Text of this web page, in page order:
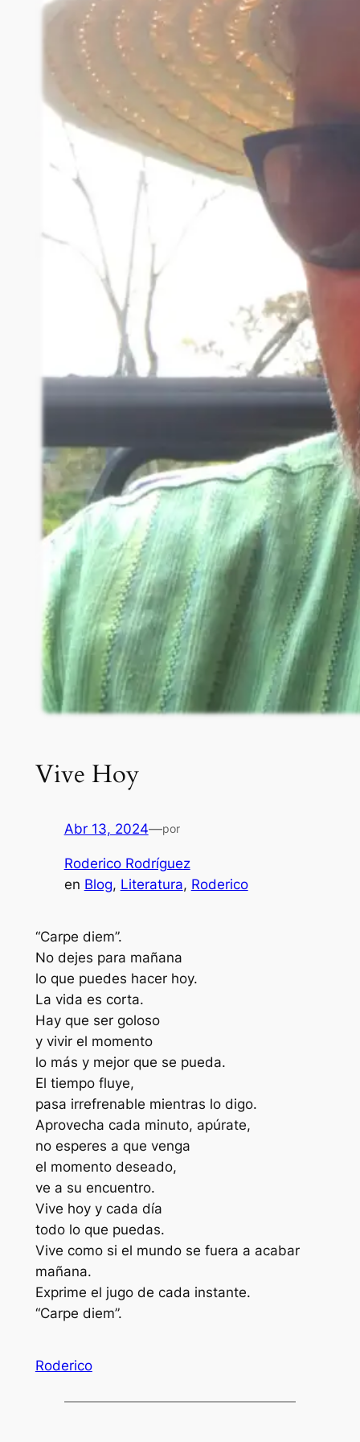
Vive Hoy
Abr 13, 2024—por
Roderico Rodríguez
en Blog, Literatura, Roderico
“Carpe diem”.
No dejes para mañana
lo que puedes hacer hoy.
La vida es corta.
Hay que ser goloso
y vivir el momento
lo más y mejor que se pueda.
El tiempo fluye,
pasa irrefrenable mientras lo digo.
Aprovecha cada minuto, apúrate,
no esperes a que venga
el momento deseado,
ve a su encuentro.
Vive hoy y cada día
todo lo que puedas.
Vive como si el mundo se fuera a acabar
mañana.
Exprime el jugo de cada instante.
“Carpe diem”.
Roderico